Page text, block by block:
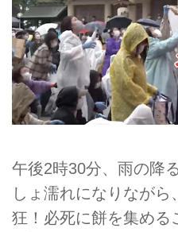
午後2時30分、雨の降
しょ濡れになりなが
狂！必死に餅を集める